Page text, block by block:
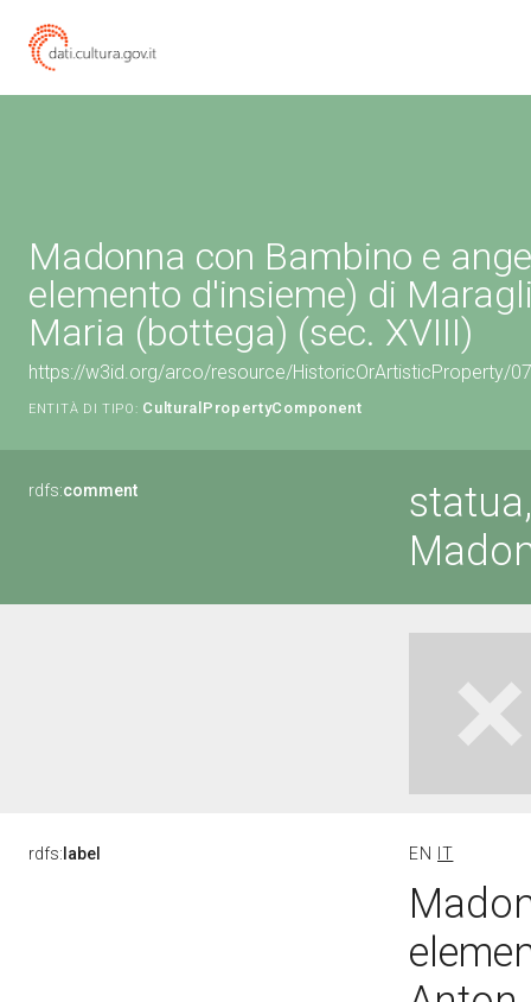
Madonna con Bambino e
elemento d'insieme) di
Maria (bottega) (sec. XVIII)
https://w3id.org/arco/resource/HistoricOrArtisticProperty/
ENTITÀ DI TIPO: CulturalPropertyComponent
rdfs:comment
rdfs: label EN IT